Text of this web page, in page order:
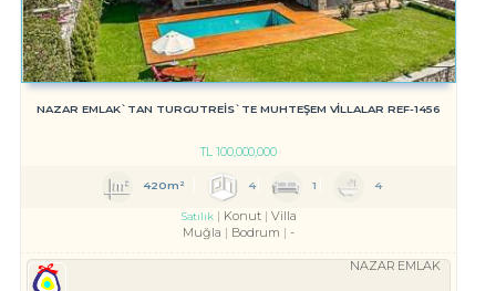
NAZAR EMLAK`TAN TURGUTREİS`TE MUHTEŞEM VİLLALAR REF-1456
TL100,000,000
420m² 4 1 4
Satılık Konut
Villa
Muğla
Bodrum -
NAZAR EMLAK